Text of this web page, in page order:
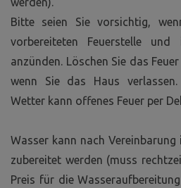
Bitte seien Sie vorsichtig,
vorbereiteten Feuerstelle und
anzünden. Löschen Sie das
wenn Sie das Haus
Wetter kann offenes Feuer per
Wasser kann nach
zubereitet werden (muss
Preis für die